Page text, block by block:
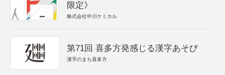
限定》
株式会社中川ケミカル
第71回 喜多方発感じる漢字あそび
漢字のまち喜多方